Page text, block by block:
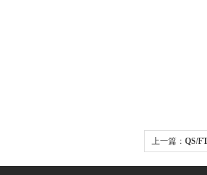
上一篇： QS/